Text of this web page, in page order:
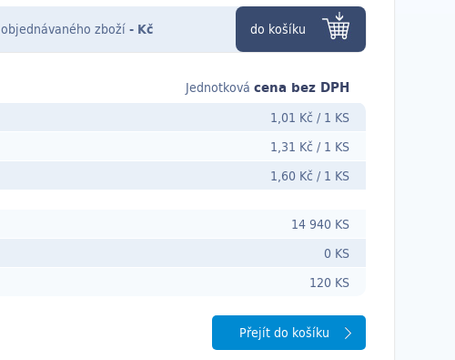
objednávaného zboží- Kč do košíku
Jednotková cena bez DPH
1,01 Kč / 1 KS
1,31 Kč / 1 KS
1,60 Kč / 1 KS
14 940 KS
0 KS
120 KS
Přejít do košíku